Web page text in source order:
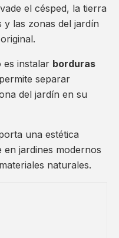
el césped, la tierra
y las zonas del jardín
es instalar borduras
separar
del jardín en su
una estética
en jardines modernos
naturales.